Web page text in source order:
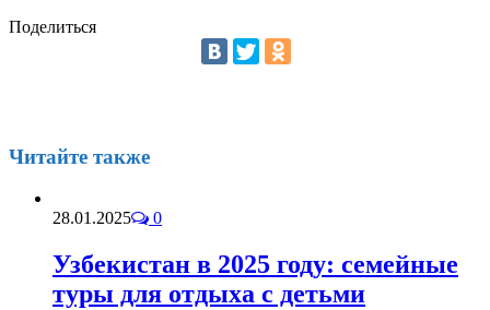
Поделиться
Читайте также
28.01.2025 0
Узбекистан в 2025 году: семейные
туры для отдыха с детьми